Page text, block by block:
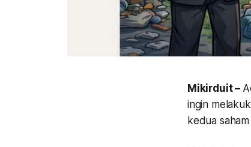
Mikirduit –
ingin
kedua